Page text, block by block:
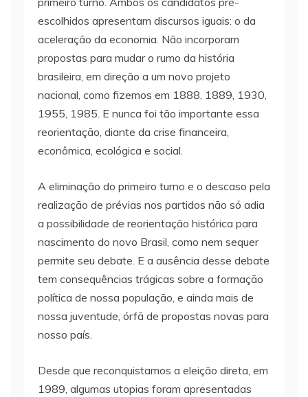
escolhidos apresentam discursos iguais: o da
aceleração da economia. Não incorporam
propostas para mudar o rumo da história
brasileira, em direção a um novo projeto
nacional, como fizemos em 1888, 1889, 1930,
1955, 1985. E nunca foi tão importante essa
reorientação, diante da crise financeira,
econômica, ecológica e social.
A eliminação do primeiro turno e o descaso pela
realização de prévias nos partidos não só adia
a possibilidade de reorientação histórica para
nascimento do novo Brasil, como nem sequer
permite seu debate. E a ausência desse debate
tem consequências trágicas sobre a formação
política de nossa população, e ainda mais de
nossa juventude, órfã de propostas novas para
nosso país.
Desde que reconquistamos a eleição direta, em
1989, algumas utopias foram apresentadas